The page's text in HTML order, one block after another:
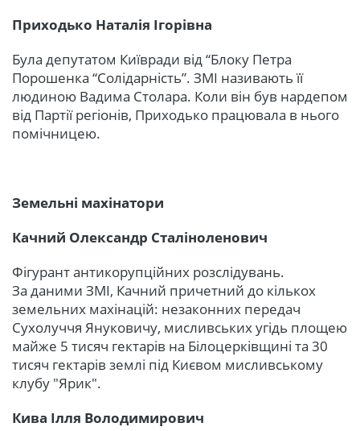
Приходько Наталія Ігорівна
Була депутатом Київради від “Блоку Петра
Порошенка “Солідарність”. ЗМІ називають її
людиною Вадима Столара. Коли він був нардепом
від Партії регіонів, Приходько працювала в нього
помічницею.
Земельні махінатори
Качний Олександр Сталіноленович
Фігурант антикорупційних розслідувань.
За даними ЗМІ, Качний причетний до кількох
земельних махінацій: незаконних передач
Сухолуччя Януковичу, мисливських угідь площею
майже 5 тисяч гектарів на Білоцерківщині та 30
тисяч гектарів землі під Києвом мисливському
клубу "Ярик".
Кива Ілля Володимирович